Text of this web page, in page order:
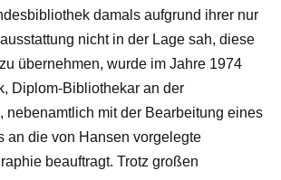
damals aufgrund ihrer nur
nicht in der Lage sah, diese
übernehmen, wurde im Jahre 1974
Diplom-Bibliothekar an der
nebenamtlich mit der Bearbeitung eines
an die von Hansen vorgelegte
beauftragt. Trotz großen